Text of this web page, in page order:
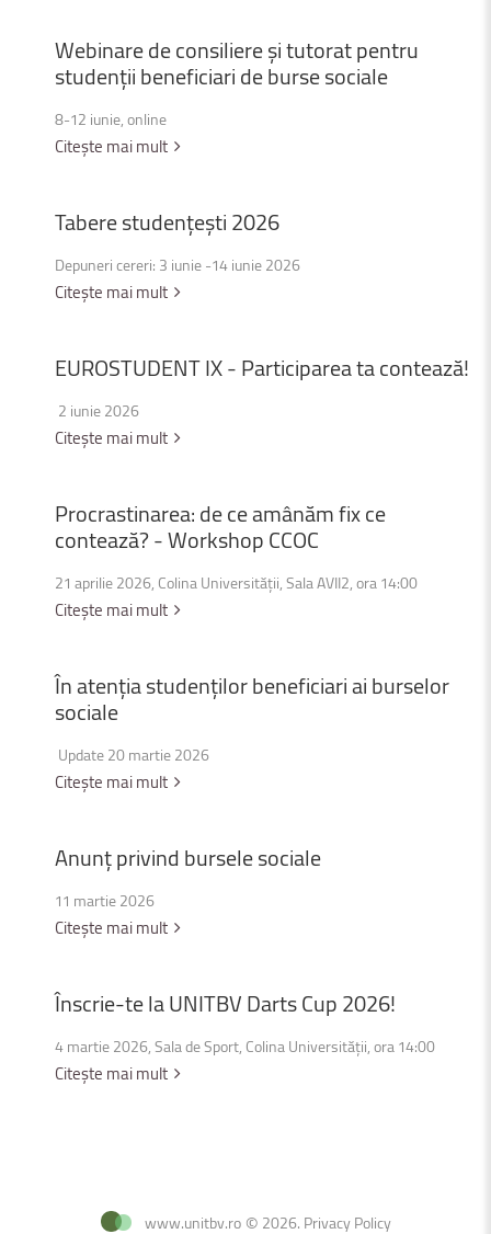
Webinaredeconsiliereșitutoratpentru
studențiibeneficiaridebursesociale
8-12 iunie, online
Citește mai mult
Taberestudențești2026
Depuneri cereri: 3 iunie -14 iunie 2026
Citește mai mult
EUROSTUDENTIX-Participareatacontează!
2 iunie 2026
Citește mai mult
Procrastinarea:deceamânămfixce
contează?-WorkshopCCOC
21 aprilie 2026, Colina Universității, Sala AVII2, ora 14:00
Citește mai mult
Înatențiastudențilorbeneficiariaiburselor
sociale
Update 20 martie 2026
Citește mai mult
Anunțprivindburselesociale
11 martie 2026
Citește mai mult
Înscrie-telaUNITBVDartsCup2026!
4 martie 2026, Sala de Sport, Colina Universității, ora 14:00
Citește mai mult
www.unitbv.ro © 2026. Privacy Policy